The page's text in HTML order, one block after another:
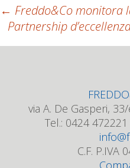
Post
← Freddo&Co monitora
Partnership
via A. De Gasperi,
Tel.: 0424
C.F. P.IVA